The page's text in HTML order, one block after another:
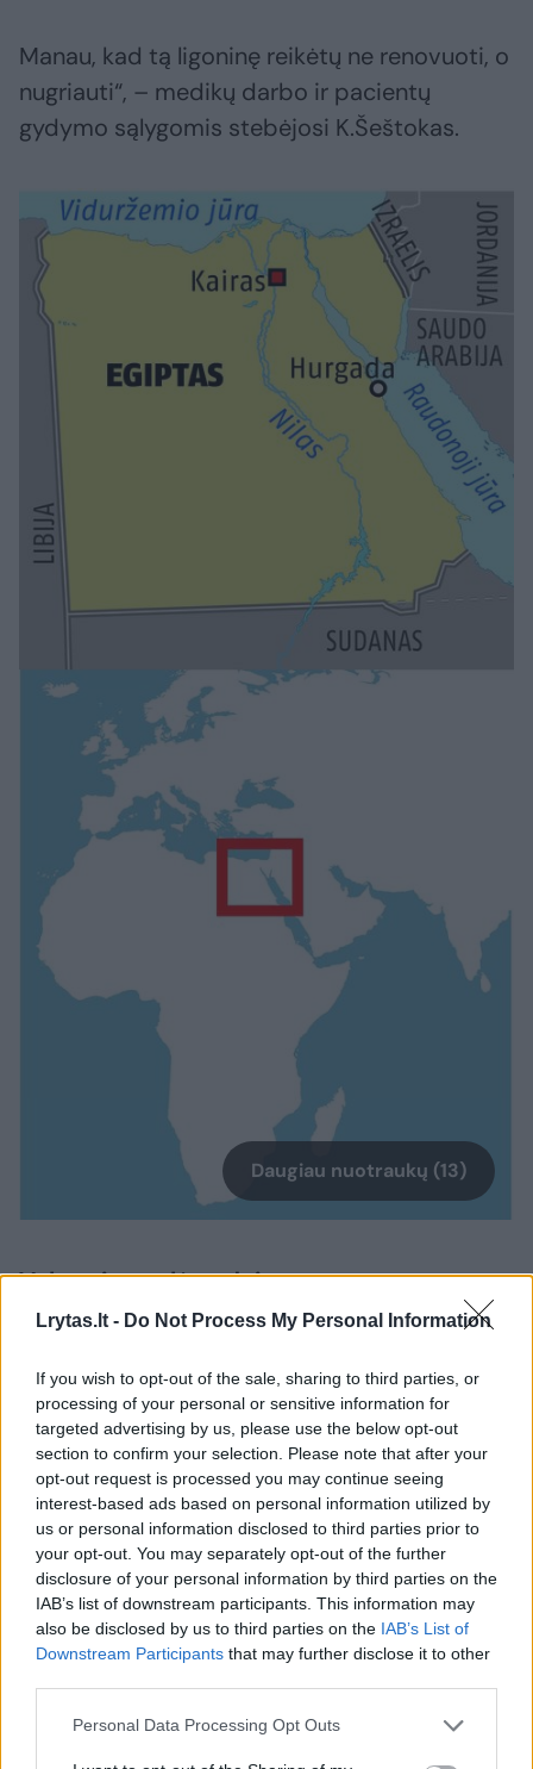
Lrytas.lt - Do Not Process My Personal Information
If you wish to opt-out of the sale, sharing to third parties, or
processing of your personal or sensitive information for
targeted advertising by us, please use the below opt-out
section to confirm your selection. Please note that after your
opt-out request is processed you may continue seeing
interest-based ads based on personal information utilized by
us or personal information disclosed to third parties prior to
your opt-out. You may separately opt-out of the further
disclosure of your personal information by third parties on the
IAB’s list of downstream participants. This information may
also be disclosed by us to third parties on the IAB’s List of
Downstream Participants that may further disclose it to other
Personal Data Processing Opt Outs
Manau, kad tą ligoninę reikėtų ne renovuoti, o
nugriauti“, – medikų darbo ir pacientų
gydymo sąlygomis stebėjosi K.Šeštokas.
Daugiau nuotraukų (13)
Vakarais puolė uodai
K.Šeštokas ir jo žmona Diana vyksta po kelis
kartus per metus. Nardymo aistruolius
labiausiai vilioja šilta Raudonoji jūra.
Jei oro sąlygos leidžia, atostogaudami jie į
jūros gelmes neria kiekvieną dieną. Lietuviai
turi įsigiję nardymo įrangą, už kurią paklojo
maždaug po tūkstantį eurų. Turėti nuosavą
įrangą – patikimiau ir saugiau.